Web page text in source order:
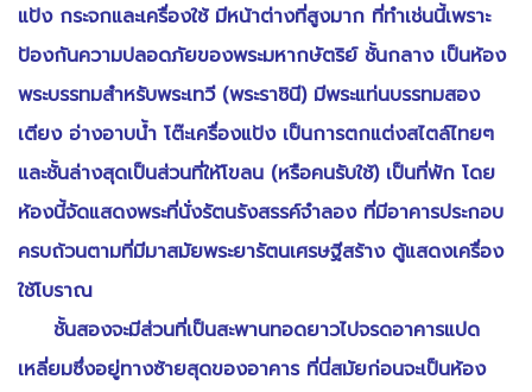
แป้ง กระจกและเครื่องใช้ มีหน้าต่างที่สูงมาก ที่ทำเช่นนี้เพราะ
ป้องกันความปลอดภัยของพระมหากษัตริย์ ชั้นกลาง เป็นห้อง
พระบรรทมสำหรับพระเทวี (พระราชินี) มีพระแท่นบรรทมสอง
เตียง อ่างอาบน้ำ โต๊ะเครื่องแป้ง เป็นการตกแต่งสไตล์ไทยๆ
และชั้นล่างสุดเป็นส่วนที่ให้โขลน (หรือคนรับใช้) เป็นที่พัก โดย
ห้องนี้จัดแสดงพระที่นั่งรัตนรังสรรค์จำลอง ที่มีอาคารประกอบ
ครบถ้วนตามที่มีมาสมัยพระยารัตนเศรษฐีสร้าง ตู้แสดงเครื่อง
ใช้โบราณ
ชั้นสองจะมีส่วนที่เป็นสะพานทอดยาวไปจรดอาคารแปด
เหลี่ยมซึ่งอยู่ทางซ้ายสุดของอาคาร ที่นี่สมัยก่อนจะเป็นห้อง